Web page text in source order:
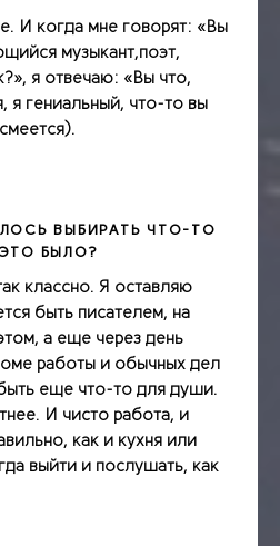
И когда мне говорят: «Вы
музыкант,поэт,
я отвечаю: «Вы что,
я гениальный, что­-то вы
ВЫБИРАТЬ ЧТО­-ТО
БЫЛО?
классно. Я оставляю
быть писателем, на
а еще через день
работы и обычных дел
еще что-­то для души.
И чисто работа, и
как и кухня или
выйти и послушать, как